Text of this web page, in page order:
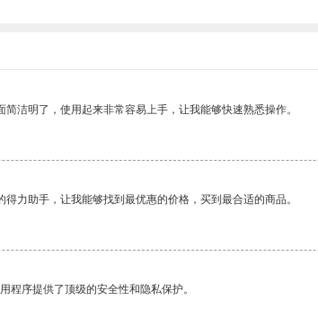
简洁明了，使用起来非常容易上手，让我能够快速熟悉操作。
得力助手，让我能够找到最优惠的价格，买到最合适的商品。
程序提供了顶级的安全性和隐私保护。